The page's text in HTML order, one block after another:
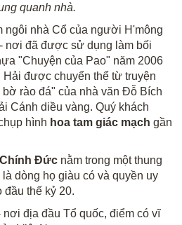
quanh nhà.
ngôi nhà Cổ của người H'mông
nơi đã được sử dụng làm bối
"Chuyện của Pao" năm 2006
được chuyển thể từ truyện
rào đá" của nhà văn Đỗ Bích
Cánh diều vàng. Quý khách
hình hoa tam giác mạch gần
Chính Đức nằm trong một thung
dòng họ giàu có và quyền uy
thế kỷ 20.
nơi địa đầu Tổ quốc, điểm có vĩ